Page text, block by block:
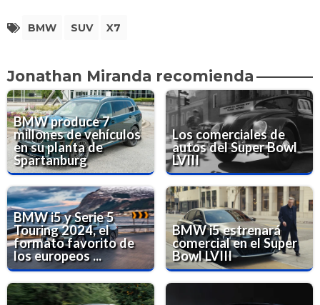
BMW SUV X7
Jonathan Miranda recomienda
BMW produce 7
millones de vehículos
en su planta de
Spartanburg
Los comerciales de
autos del Super Bowl
LVIII
BMW i5 y Serie 5
Touring 2024, el
formato favorito de
los europeos ...
BMW i5 estrenará
comercial en el Super
Bowl LVIII